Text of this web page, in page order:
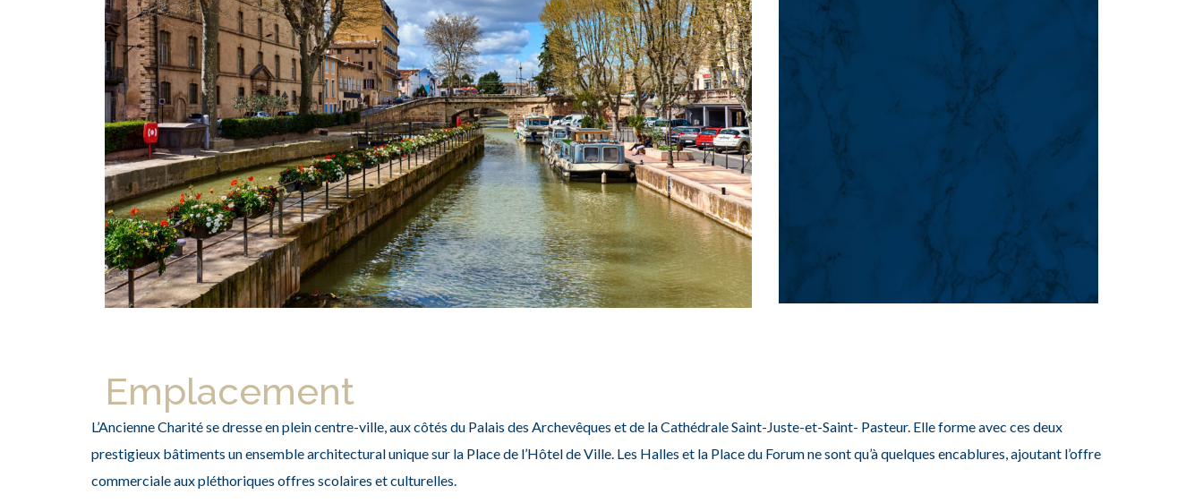
Emplacement
L’Ancienne Charité se dresse en plein centre-ville, aux côtés du Palais des Archevêques et de la Cathédrale Saint-Juste-et-Saint- Pasteur. Elle forme avec ces deux
prestigieux bâtiments un ensemble architectural unique sur la Place de l’Hôtel de Ville. Les Halles et la Place du Forum ne sont qu’à quelques encablures, ajoutant l’offre
commerciale aux pléthoriques offres scolaires et culturelles.